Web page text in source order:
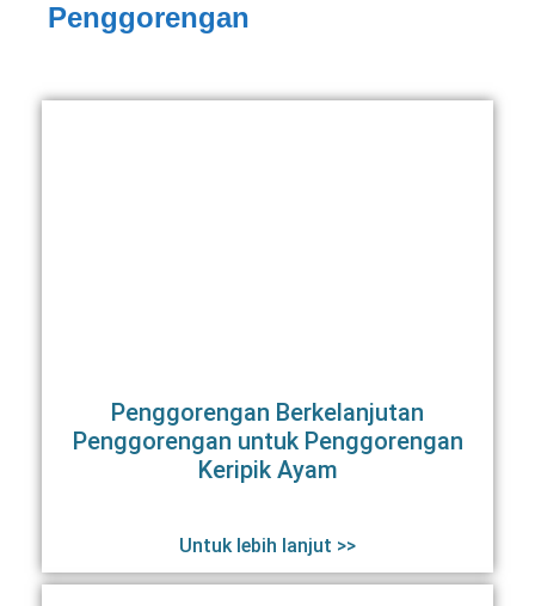
Penggorengan
Penggorengan Berkelanjutan
Penggorengan untuk Penggorengan
Keripik Ayam
Untuk lebih lanjut >>